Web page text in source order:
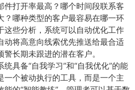
件打开率最高？哪个时间段联系客
？哪种类型的客户最容易在哪一环
这些分析，系统可以自动优化工作
动将高意向线索优先推送给最合适
警长期未跟进的潜在客户。
统具备“自我学习”和“自我优化”的能
一个被动执行的工具，而是一个主